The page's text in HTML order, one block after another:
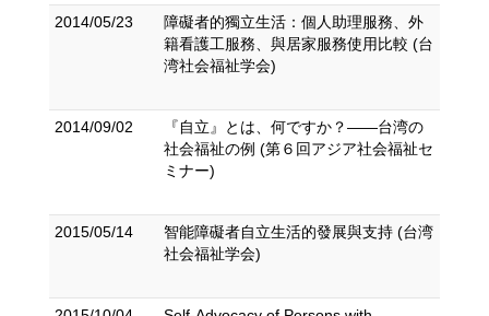
2014/05/23
障礙者的獨立生活：個人助理服務、外
籍看護工服務、與居家服務使用比較 (台
湾社会福祉学会)
2014/09/02
『自立』とは、何ですか？――台湾の
社会福祉の例 (第６回アジア社会福祉セ
ミナー)
2015/05/14
智能障礙者自立生活的發展與支持 (台湾
社会福祉学会)